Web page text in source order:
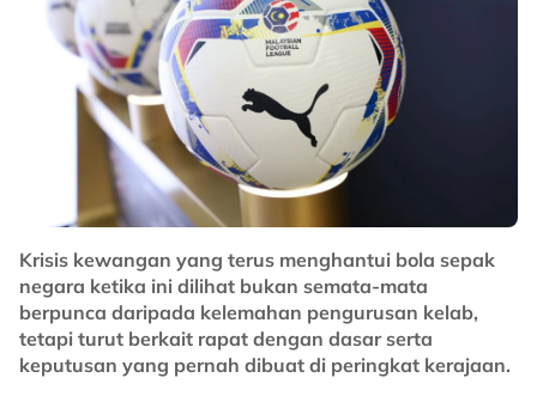
Krisis kewangan yang terus menghantui bola sepak
negara ketika ini dilihat bukan semata-mata
berpunca daripada kelemahan pengurusan kelab,
tetapi turut berkait rapat dengan dasar serta
keputusan yang pernah dibuat di peringkat kerajaan.